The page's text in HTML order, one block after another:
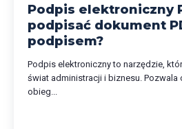
Podpis elektroniczny
podpisać dokument
podpisem?
Podpis elektroniczny to narzędzie,
świat administracji i biznesu. Pozwala
obieg...